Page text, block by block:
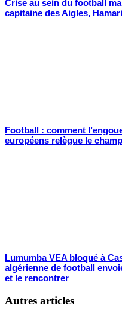
Crise au sein du football
capitaine des Aigles,
Football : comment
européens relègue le
Lumumba VEA bloqué à
algérienne de football
et le rencontrer
Autres articles